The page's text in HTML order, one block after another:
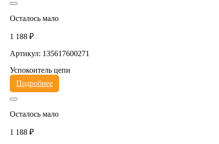
Осталось мало
1 188 ₽
Артикул: 135617600271
Успокоитель цепи
Подробнее
Осталось мало
1 188 ₽